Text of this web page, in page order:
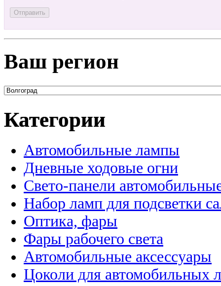
Ваш регион
Категории
Автомобильные лампы
Дневные ходовые огни
Свето-панели
Набор ламп для подсветки
Оптика, фары
Фары рабочего света
Автомобильные аксессуары
Цоколи для автомобильных